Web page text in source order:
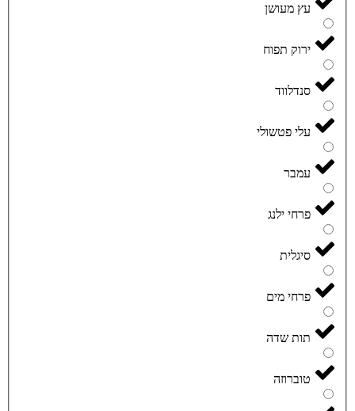
עץ מעושן
ירוק תפוח
סנדלווד
עלי פטשולי
עמבר
פרחי ילנג
סיגלית
פרחי מים
תות שדה
טוברוזה